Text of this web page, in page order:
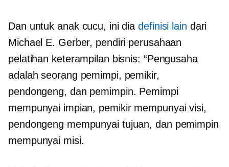
Dan untuk anak cucu, ini diadefinisi lain dari
Michael E. Gerber, pendiri perusahaan
pelatihan keterampilan bisnis: “Pengusaha
adalah seorang pemimpi, pemikir,
pendongeng, dan pemimpin. Pemimpi
mempunyai impian, pemikir mempunyai visi,
pendongeng mempunyai tujuan, dan pemimpin
mempunyai misi.